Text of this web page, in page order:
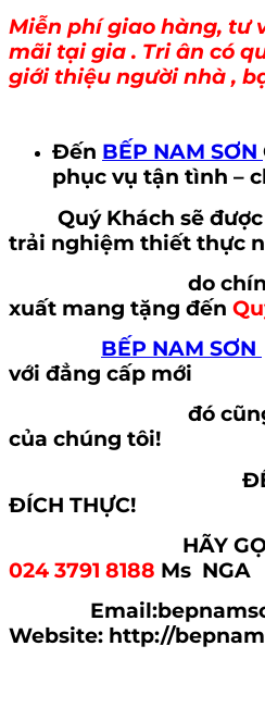
Miễn phí giao hàng, tư
mãi tại gia . Tri ân có
giới thiệu người nhà ,
Đến BẾP NAM SƠN
phục vụ tận tình –
Quý Khách sẽ được
trải nghiệm thiết thực
do chính
xuất mang tặng đến
BẾP NAM SƠN
với đẳng cấp mới
đó cũng là
của chúng tôi!
ĐÍCH THỰC!
HÃY
024 3791 8188 Ms NGA
Website: http://